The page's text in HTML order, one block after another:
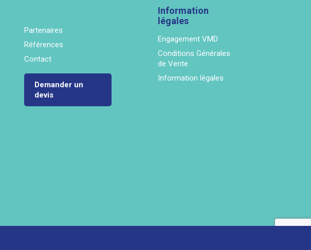
Partenaires
Références
Contact
Demander un
devis
Information
légales
Engagement VMD
Conditions Générales
de Vente
Information légales